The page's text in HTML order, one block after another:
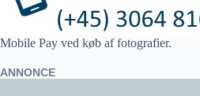
Mobile Pay ved køb af fotografier.
ANNONCE